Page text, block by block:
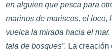
en alguien que pesca para
marinos de mariscos, el loco,
vuelca la mirada hacia el
tala de bosques”. La creación